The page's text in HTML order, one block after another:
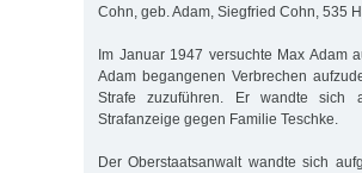
Cohn, geb. Adam, Siegfried Cohn, 535
Im Januar 1947 versuchte Max Adam
Adam begangenen Verbrechen
Strafe zuzuführen. Er wandte sich
Strafanzeige gegen Familie Teschke.
Der Oberstaatsanwalt wandte sich